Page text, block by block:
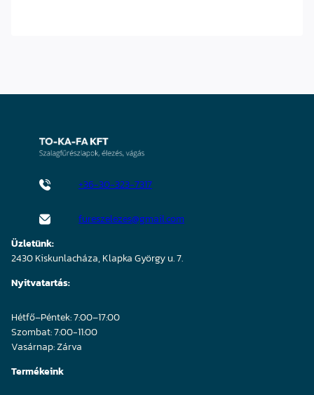
+36-30-323-7317
fureszelezes@gmail.com
Üzletünk:
2430 Kiskunlacháza, Klapka György u. 7.
Nyitvatartás:
Hétfő–Péntek: 7:00–17:00
Szombat: 7:00-11:00
Vasárnap: Zárva
Termékeink